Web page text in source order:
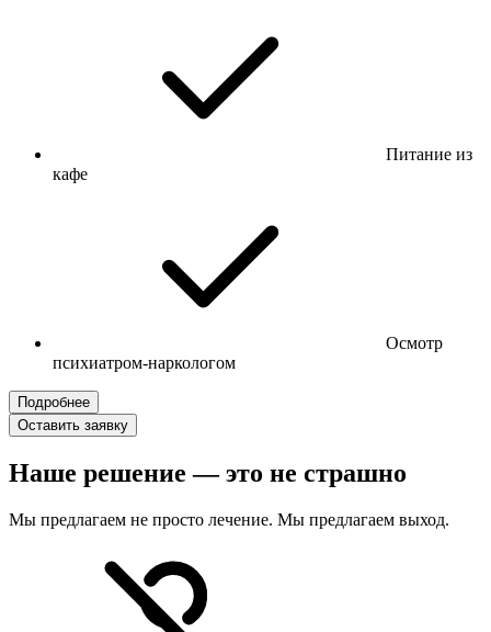
Питание из
кафе
Осмотр
психиатром-наркологом
Подробнее
Оставить заявку
Наше решение — это не страшно
Мы предлагаем не просто лечение. Мы предлагаем выход.